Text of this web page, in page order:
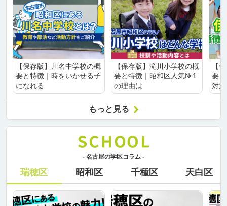
【保存版】川名中学校の概
要と特徴｜時をいかせる子
になれる
【保存版】滝川小学校の概
要と特徴｜昭和区人気№1
の理由は
【
要
対
もっと見る
- 名古屋の学区コラム -
瑞穂区 昭和区 千種区 天白区